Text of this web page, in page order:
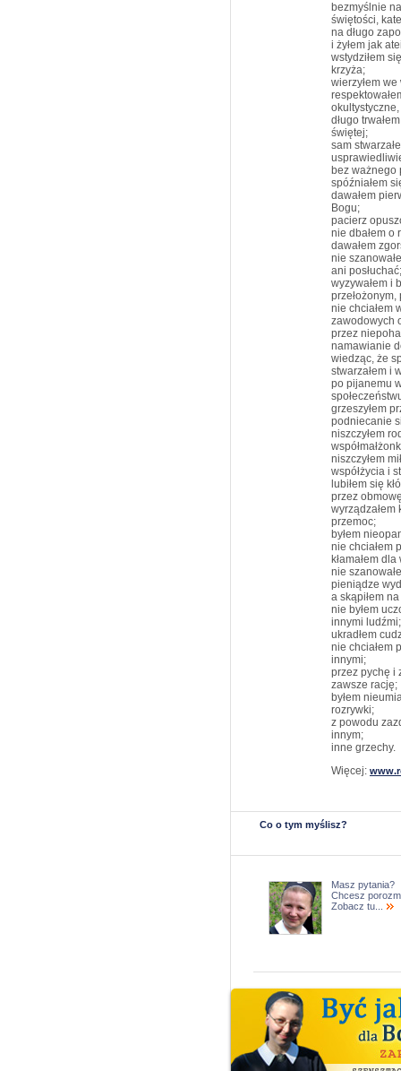
bezmyślnie
świętości,
na długo
i żyłem jak
wstydziłem
krzyża;
wierzyłem
okultystyczne,
długo
świętej;
sam
bez ważnego
spóźniałem
dawałem
Bogu;
pacierz
nie dbałem o
dawałem
nie
ani posłuchać;
wyzywałem i
przełożonym,
nie chciałem
zawodowych
przez
namawianie
wiedząc, że
stwarzałem i
po pijanemu
grzeszyłem
podniecanie
niszczyłem
niszczyłem
współżycia i
lubiłem się
przez
wyrządzałem
przemoc;
byłem
nie chciałem
kłamałem
nie
pieniądze
a skąpiłem
nie byłem
innymi ludźmi;
ukradłem
nie chciałem
innymi;
przez pychę i
zawsze rację;
byłem
rozrywki;
z powodu
innym;
inne grzechy.
Więcej:
Co o tym myślisz?
Masz pytania?
Chcesz
Zobacz tu...